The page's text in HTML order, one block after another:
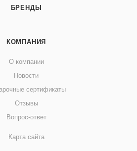
БРЕНДЫ
КОМПАНИЯ
О компании
Новости
сертификаты
Отзывы
Вопрос-ответ
Карта сайта